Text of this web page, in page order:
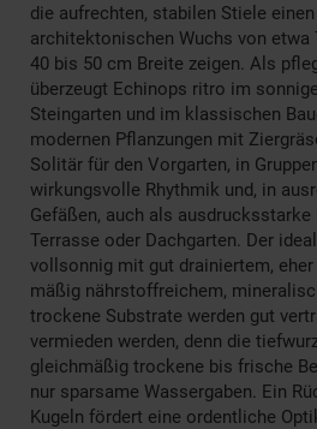
die aufrechten, stabilen Stiele
architektonischen Wuchs von etwa
40 bis 50 cm Breite zeigen. Als
überzeugt Echinops ritro im
Steingarten und im klassischen
modernen Pflanzungen mit
Solitär für den Vorgarten, in
wirkungsvolle Rhythmik und, in
Gefäßen, auch als
Terrasse oder Dachgarten. Der
vollsonnig mit gut drainiertem,
mäßig nährstoffreichem,
trockene Substrate werden gut
vermieden werden, denn die
gleichmäßig trockene bis frische
nur sparsame Wassergaben. Ein
Kugeln fördert eine ordentliche